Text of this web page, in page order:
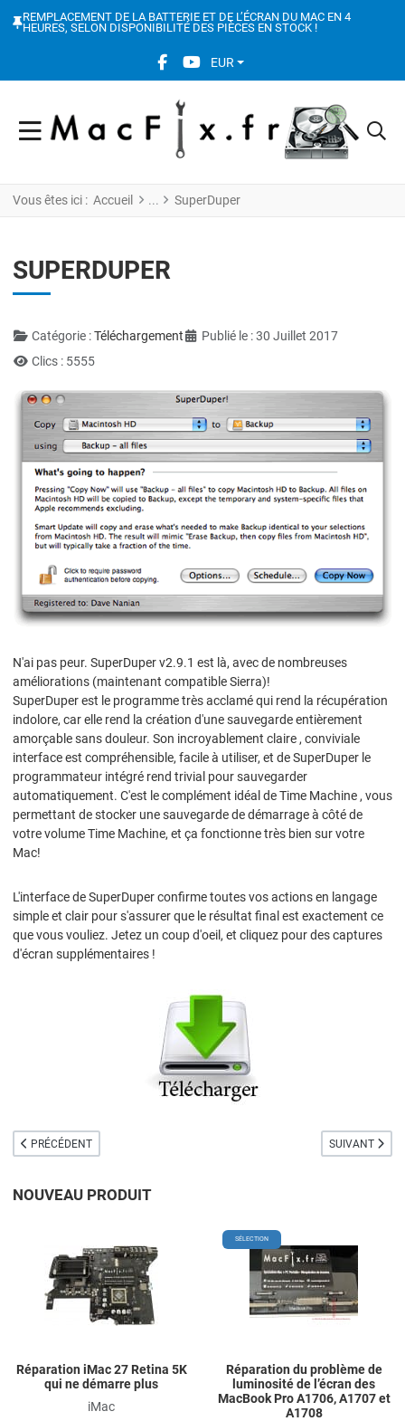
REMPLACEMENT DE LA BATTERIE ET DE L’ÉCRAN DU MAC EN 4
HEURES, SELON DISPONIBILITÉ DES PIÈCES EN STOCK !
FACEBOOK SOCIAL LINK
YOUTUBE SOCIAL LINK
EUR
Vous êtes ici : Accueil SuperDuper
SUPERDUPER
DétailsCatégorie :Téléchargement
Publié le : 30 Juillet 2017
Clics : 5555
N'ai pas peur. SuperDuper v2.9.1 est là, avec de nombreuses
améliorations (maintenant compatible Sierra)!
SuperDuper est le programme très acclamé qui rend la récupération
indolore, car elle rend la création d'une sauvegarde entièrement
amorçable sans douleur. Son incroyablement claire , conviviale
interface est compréhensible, facile à utiliser, et de SuperDuper le
programmateur intégré rend trivial pour sauvegarder
automatiquement. C'est le complément idéal de Time Machine , vous
permettant de stocker une sauvegarde de démarrage à côté de
votre volume Time Machine, et ça fonctionne très bien sur votre
Mac!
L'interface de SuperDuper confirme toutes vos actions en langage
simple et clair pour s'assurer que le résultat final est exactement ce
que vous vouliez. Jetez un coup d'oeil, et cliquez pour des captures
d'écran supplémentaires !
ARTICLE PRÉCÉDENT : CARBON COPY CLONER
PRÉCÉDENT ARTICLE
SUIVANT
NOUVEAU PRODUIT
Add to Wishlist
Add to Compare
Quick View
Réparation iMac 27 Retina 5K
qui ne démarre plus
iMac
SÉLECTION
Réparation du problème de
luminosité de l’écran des
MacBook Pro A1706, A1707 et
A1708